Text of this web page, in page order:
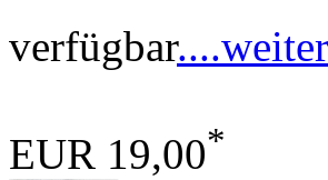
verfügbar
EUR 19,00*